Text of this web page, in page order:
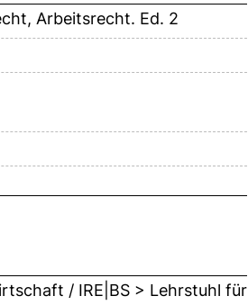
Arbeitsrecht. Ed. 2
/ IRE|BS > Lehrstuhl für